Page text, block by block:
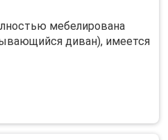
мебелирована
диван), имеется